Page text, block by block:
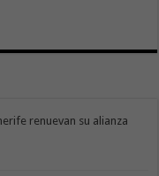
renuevan su alianza